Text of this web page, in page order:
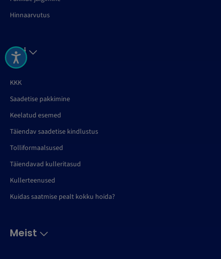
Hinnaarvutus
Abi
KKK
Saadetise pakkimine
Keelatud esemed
Täiendav saadetise kindlustus
Tolliformaalsused
Täiendavad kulleritasud
Kullerteenused
Kuidas saatmise pealt kokku hoida?
Meist